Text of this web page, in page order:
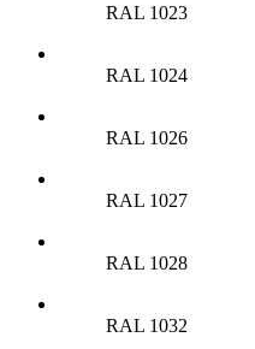
RAL 1023
RAL 1024
RAL 1026
RAL 1027
RAL 1028
RAL 1032